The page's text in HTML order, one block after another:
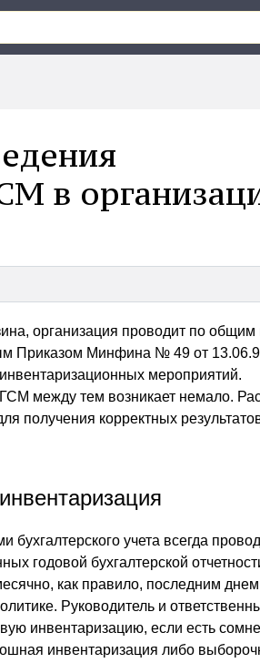
в
организация проводит по
Приказом Минфина № 49 от
мероприятий.
между тем возникает немало.
получения корректных
учета всегда
годовой бухгалтерской
как правило, последним
Руководитель и
инвентаризацию, если есть
инвентаризация либо